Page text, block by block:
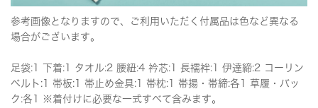
参考画像となりますので、ご利用いただく付属品は色など異なる
場合がございます。
足袋:1 下着:1 タオル:2 腰紐:4 衿芯:1 長襦袢:1 伊達締:2 コーリン
ベルト:1 帯板:1 帯止め金具:1 帯枕:1 帯揚・帯締:各1 草履・バッ
ク:各1 ※着付けに必要な一式すべて含みます。